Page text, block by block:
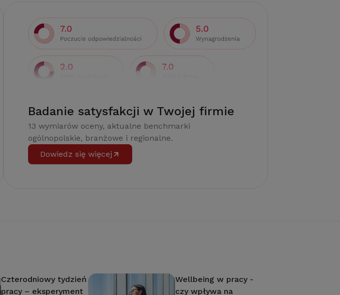
Badanie satysfakcji w Twojej firmie
13 wymiarów oceny, aktualne benchmarki
ogólnopolskie, branżowe i regionalne.
Dowiedz się więcej
Czterodniowy tydzień
pracy – eksperyment
Wellbeing w pracy -
czy wpływa na